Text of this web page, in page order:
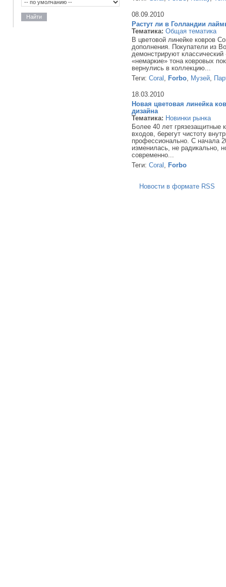
Найти
08.09.2010
Растут ли в Голландии
Тематика: Общая тематика
В цветовой линейке ковров
дополнения. Покупатели из
демонстрируют
«немаркие» тона ковровых
вернулись в коллекцию...
Теги:Coral Forbo Музей
18.03.2010
Новая цветовая линейка
дизайна
Тематика: Новинки рынка
Более 40 лет грязезащитные
входов, берегут чистоту
профессионально. С начала
изменилась, не радикально,
современно...
Теги:Coral Forbo
Новости в формате RSS